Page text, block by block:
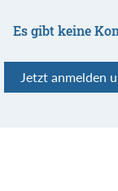
Es gibt keine
Jetzt anmelden